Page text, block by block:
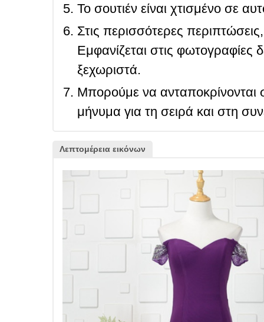
Το σουτιέν είναι χτισμένο σε
Στις περισσότερες
Εμφανίζεται στις φωτογραφίες
ξεχωριστά.
Μπορούμε να ανταποκρίνονται
μήνυμα για τη σειρά και στη
Λεπτομέρεια εικόνων